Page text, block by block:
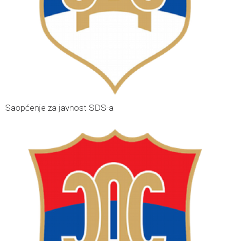
Saopćenje za javnost SDS-a